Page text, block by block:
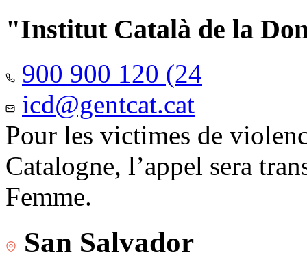
"Institut Català de la
900 900 120 (24
icd@gentcat.cat
Pour les victimes de
Catalogne, l’appel sera
Femme.
San Salvador